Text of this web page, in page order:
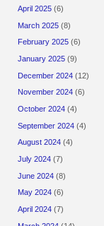
April 2025 (6)
March 2025 (8)
February 2025 (6)
January 2025 (9)
December 2024 (12)
November 2024 (6)
October 2024 (4)
September 2024 (4)
August 2024 (4)
July 2024 (7)
June 2024 (8)
May 2024 (6)
April 2024 (7)